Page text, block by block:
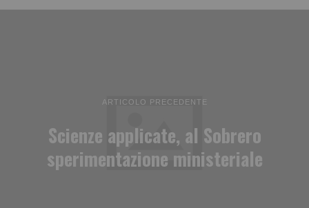
ARTICOLO PRECEDENTE
Scienze applicate, al Sobrero
sperimentazione ministeriale